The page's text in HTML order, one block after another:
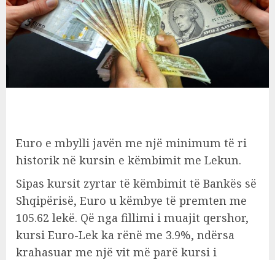
Euro e mbylli javën me një minimum të ri
historik në kursin e këmbimit me Lekun.
Sipas kursit zyrtar të këmbimit të Bankës së
Shqipërisë, Euro u këmbye të premten me
105.62 lekë. Që nga fillimi i muajit qershor,
kursi Euro-Lek ka rënë me 3.9%, ndërsa
krahasuar me një vit më parë kursi i